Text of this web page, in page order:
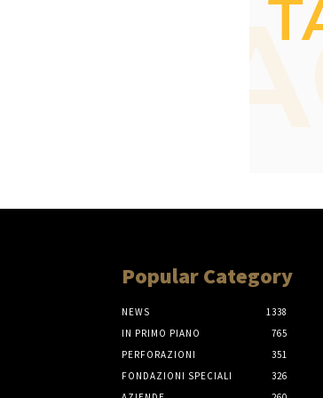
Popular Category
NEWS
1338
IN PRIMO PIANO
765
PERFORAZIONI
351
FONDAZIONI SPECIALI
326